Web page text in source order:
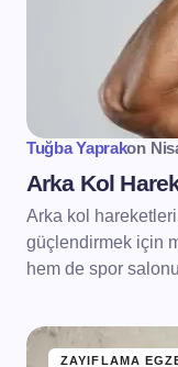
Tuğba Yaprakon
Arka Kol
Arka kol
güçlendirmek için
hem de spor
ZAYIFLAMA